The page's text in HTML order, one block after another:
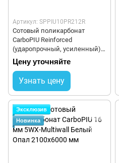
Артикул: SPPIU10PR212R
Сотовый поликарбонат
CarboPIU Reinforced
(ударопрочный, усиленный)
10 мм Прозрачный
Цену уточняйте
Узнать цену
Эксклюзив
Новинка